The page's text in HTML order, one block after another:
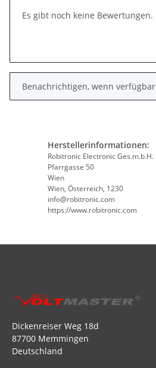
Es gibt noch keine Bewertungen.
Benachrichtigen, wenn verfügbar
Herstellerinformationen:
Robitronic Electronic Ges.m.b.H.
Pfarrgasse 50
Wien
Wien, Österreich, 1230
info@robitronic.com
https://www.robitronic.com
Dickenreiser Weg 18d
87700 Memmingen
Deutschland